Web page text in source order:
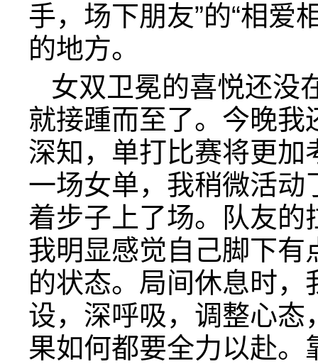
手，场下朋友”的“相爱
的地方。
女双卫冕的喜悦还没
就接踵而至了。今晚
深知，单打比赛将更加
一场女单，我稍微活动
着步子上了场。队友的
我明显感觉自己脚下有
的状态。局间休息时
设，深呼吸，调整心态
果如何都要全力以赴